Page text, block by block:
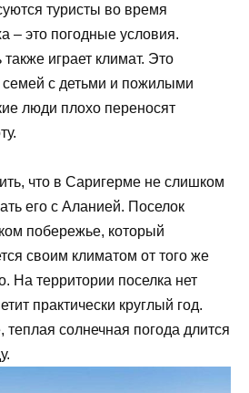
туристы во время
– это погодные условия.
играет климат. Это
с детьми и пожилыми
люди плохо переносят
что в Саригерме не слишком
его с Аланией. Поселок
побережье, который
своим климатом от того же
На территории поселка нет
практически круглый год.
теплая солнечная погода длится